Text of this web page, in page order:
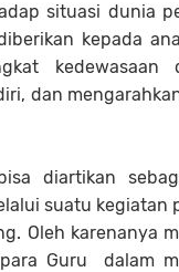
situasi dunia
kepada
dan
diartikan
suatu
Oleh karenanya
Guru dalam